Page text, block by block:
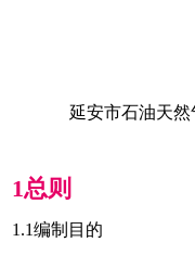
延安市石油天
1总则
1.1编制目的